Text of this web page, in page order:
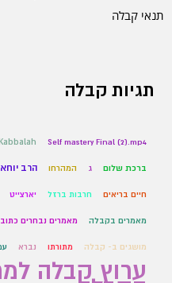
תנאי קבלה
תגיות קבלה
Self mastery Final (2).mp4
ברכת שלום ג המהרחו הרב יוחאי
חיים בריאים חרבות ברזל יארצייט
מאמרים בקבלה מאמרים נבחרים
מושגים ב- קבלה מתורתו נברא
ערוץ קבלה